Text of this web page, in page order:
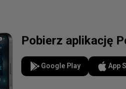
Pobierz aplikację
Google Play App